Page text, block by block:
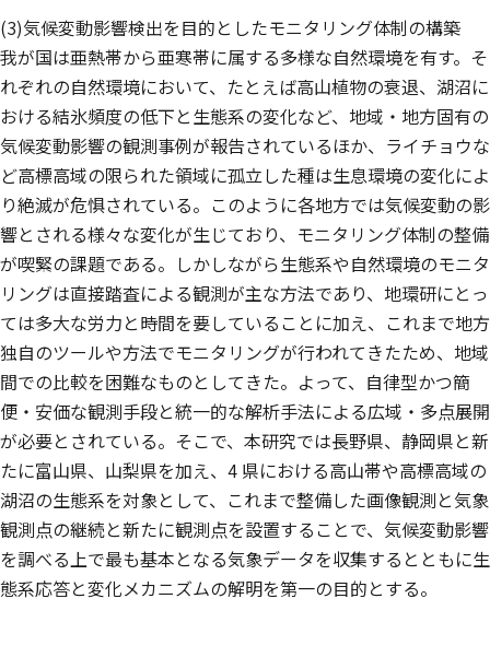
(3)気候変動影響検出を目的としたモニタリング体制の構築
我が国は亜熱帯から亜寒帯に属する多様な自然環境を有す。そ
れぞれの自然環境において、たとえば高山植物の衰退、湖沼に
おける結氷頻度の低下と生態系の変化など、地域・地方固有の
気候変動影響の観測事例が報告されているほか、ライチョウな
ど高標高域の限られた領域に孤立した種は生息環境の変化によ
り絶滅が危惧されている。このように各地方では気候変動の影
響とされる様々な変化が生じており、モニタリング体制の整備
が喫緊の課題である。しかしながら生態系や自然環境のモニタ
リングは直接踏査による観測が主な方法であり、地環研にとっ
ては多大な労力と時間を要していることに加え、これまで地方
独自のツールや方法でモニタリングが行われてきたため、地域
間での比較を困難なものとしてきた。よって、自律型かつ簡
便・安価な観測手段と統一的な解析手法による広域・多点展開
が必要とされている。そこで、本研究では長野県、静岡県と新
たに富山県、山梨県を加え、4 県における高山帯や高標高域の
湖沼の生態系を対象として、これまで整備した画像観測と気象
観測点の継続と新たに観測点を設置することで、気候変動影響
を調べる上で最も基本となる気象データを収集するとともに生
態系応答と変化メカニズムの解明を第一の目的とする。